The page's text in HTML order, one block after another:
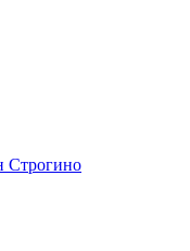
Строгино